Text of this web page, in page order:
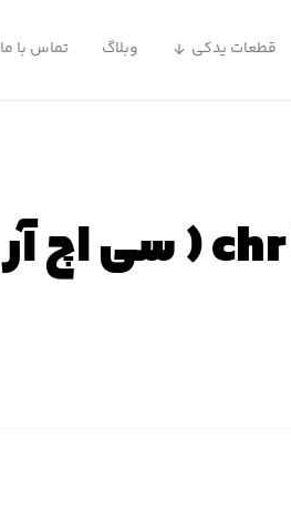
قطعات یدکی وبلاگ تماس با ما